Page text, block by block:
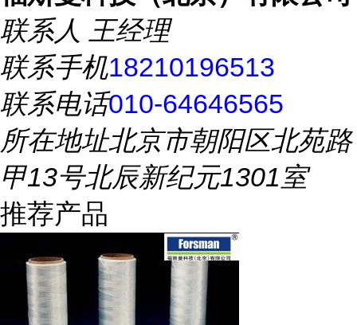
联系人 王经理
联系手机18210196513
联系电话010-64646565
所在地址北京市朝阳区北苑路
甲13号北辰新纪元1301室
推荐产品